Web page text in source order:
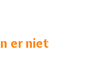
er niet